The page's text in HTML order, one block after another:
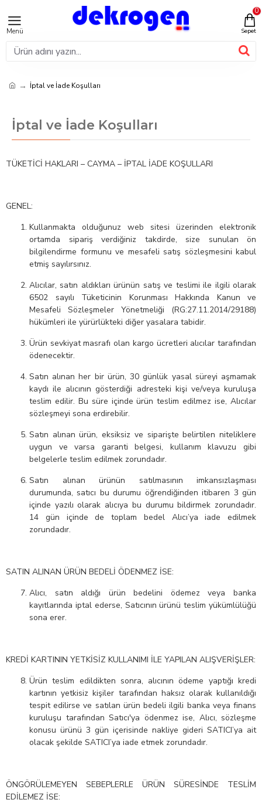
0
İptal ve İade Koşulları
İptal ve İade Koşulları
TÜKETİCİ HAKLARI – CAYMA – İPTAL İADE KOŞULLARI
GENEL:
Kullanmakta olduğunuz web sitesi üzerinden elektronik
ortamda sipariş verdiğiniz takdirde, size sunulan ön
bilgilendirme formunu ve mesafeli satış sözleşmesini kabul
etmiş sayılırsınız.
Alıcılar, satın aldıkları ürünün satış ve teslimi ile ilgili olarak
6502 sayılı Tüketicinin Korunması Hakkında Kanun ve
Mesafeli Sözleşmeler Yönetmeliği (RG:27.11.2014/29188)
hükümleri ile yürürlükteki diğer yasalara tabidir.
Ürün sevkiyat masrafı olan kargo ücretleri alıcılar tarafından
ödenecektir.
Satın alınan her bir ürün, 30 günlük yasal süreyi aşmamak
kaydı ile alıcının gösterdiği adresteki kişi ve/veya kuruluşa
teslim edilir. Bu süre içinde ürün teslim edilmez ise, Alıcılar
sözleşmeyi sona erdirebilir.
Satın alınan ürün, eksiksiz ve siparişte belirtilen niteliklere
uygun ve varsa garanti belgesi, kullanım klavuzu gibi
belgelerle teslim edilmek zorundadır.
Satın alınan ürünün satılmasının imkansızlaşması
durumunda, satıcı bu durumu öğrendiğinden itibaren 3 gün
içinde yazılı olarak alıcıya bu durumu bildirmek zorundadır.
14 gün içinde de toplam bedel Alıcı’ya iade edilmek
zorundadır.
SATIN ALINAN ÜRÜN BEDELİ ÖDENMEZ İSE:
Alıcı, satın aldığı ürün bedelini ödemez veya banka
kayıtlarında iptal ederse, Satıcının ürünü teslim yükümlülüğü
sona erer.
KREDİ KARTININ YETKİSİZ KULLANIMI İLE YAPILAN ALIŞVERİŞLER:
Ürün teslim edildikten sonra, alıcının ödeme yaptığı kredi
kartının yetkisiz kişiler tarafından haksız olarak kullanıldığı
tespit edilirse ve satılan ürün bedeli ilgili banka veya finans
kuruluşu tarafından Satıcı'ya ödenmez ise, Alıcı, sözleşme
konusu ürünü 3 gün içerisinde nakliye gideri SATICI’ya ait
olacak şekilde SATICI’ya iade etmek zorundadır.
ÖNGÖRÜLEMEYEN SEBEPLERLE ÜRÜN SÜRESİNDE TESLİM
EDİLEMEZ İSE: